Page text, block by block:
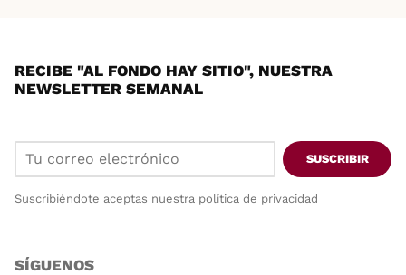
RECIBE "AL FONDO HAY SITIO", NUESTRA
NEWSLETTER SEMANAL
SUSCRIBIR
Suscribiéndote aceptas nuestra política de privacidad
SÍGUENOS